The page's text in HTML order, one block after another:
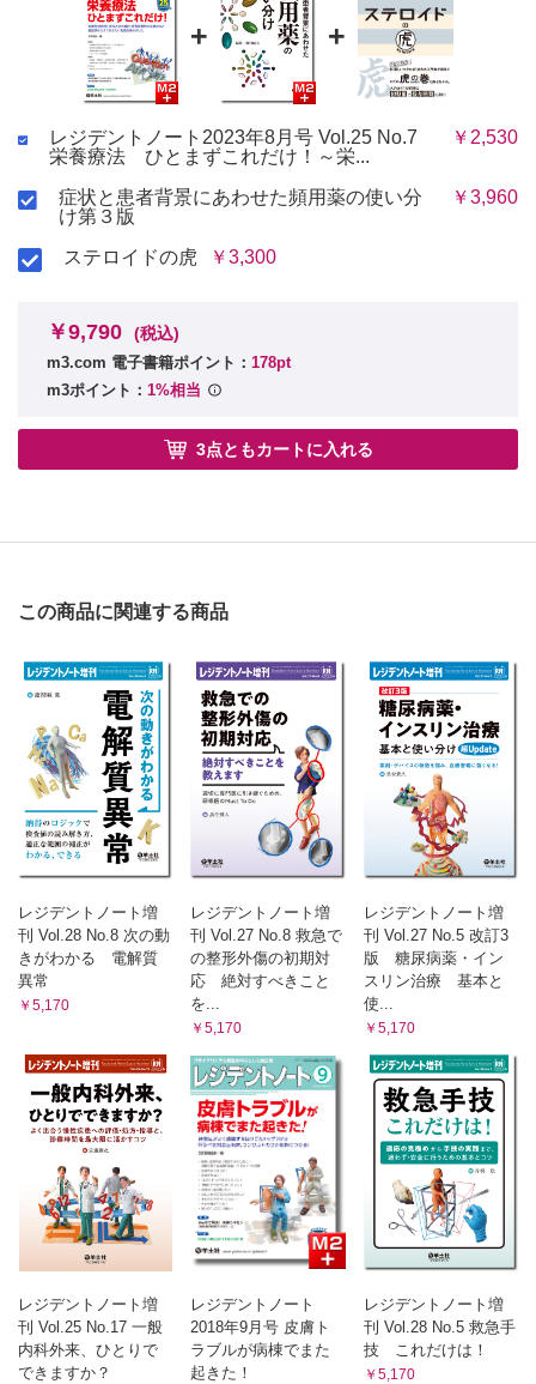
+ +
レジデントノート2023年8月号 Vol.25 No.7
栄養療法 ひとまずこれだけ！～栄...
￥2,530
症状と患者背景にあわせた頻用薬の使い分
け第３版
￥3,960
ステロイドの虎 ￥3,300
￥9,790 (税込)
m3.com 電子書籍ポイント： 178pt
m3ポイント： 1%相当
3点ともカートに入れる
この商品に関連する商品
レジデントノート増
刊 Vol.28 No.8 次の動
きがわかる 電解質
異常
￥5,170
レジデントノート増
刊 Vol.27 No.8 救急で
の整形外傷の初期対
応 絶対すべきこと
を...
￥5,170
レジデントノート増
刊 Vol.27 No.5 改訂3
版 糖尿病薬・イン
スリン治療 基本と
使...
￥5,170
レジデントノート増
刊 Vol.25 No.17 一般
内科外来、ひとりで
できますか？
レジデントノート
2018年9月号 皮膚ト
ラブルが病棟でまた
起きた！
レジデントノート増
刊 Vol.28 No.5 救急手
技 これだけは！
￥5,170